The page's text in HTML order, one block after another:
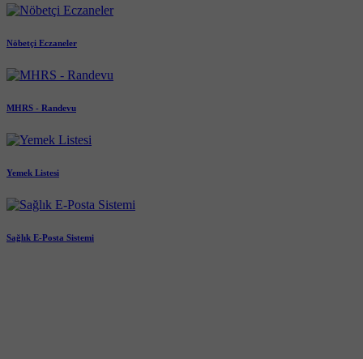
Nöbetçi Eczaneler
MHRS - Randevu
Yemek Listesi
Sağlık E-Posta Sistemi